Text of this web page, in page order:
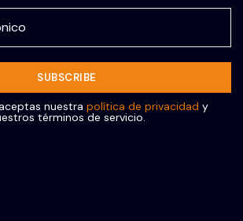
nuestra política de privacidad y
términos de servicio.